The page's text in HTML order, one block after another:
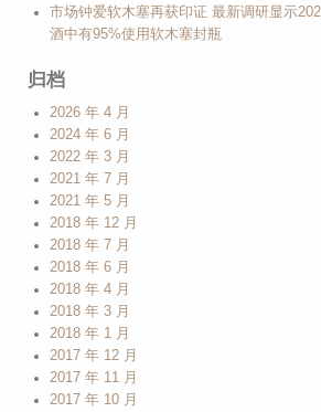
市场钟爱软木塞再获印证 最新调研显示
酒中有95%使用软木塞封瓶
归档
2026 年 4 月
2024 年 6 月
2022 年 3 月
2021 年 7 月
2021 年 5 月
2018 年 12 月
2018 年 7 月
2018 年 6 月
2018 年 4 月
2018 年 3 月
2018 年 1 月
2017 年 12 月
2017 年 11 月
2017 年 10 月